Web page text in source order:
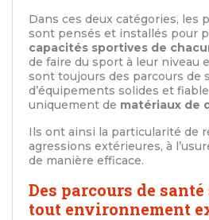
Dans ces deux catégories, les
sont pensés et installés pour
capacités sportives de
de faire du sport à leur niveau
sont toujours des parcours de
d’équipements solides et
uniquement de matériaux de
Ils ont ainsi la particularité de
agressions extérieures, à
de manière efficace.
Des parcours de
tout environnement